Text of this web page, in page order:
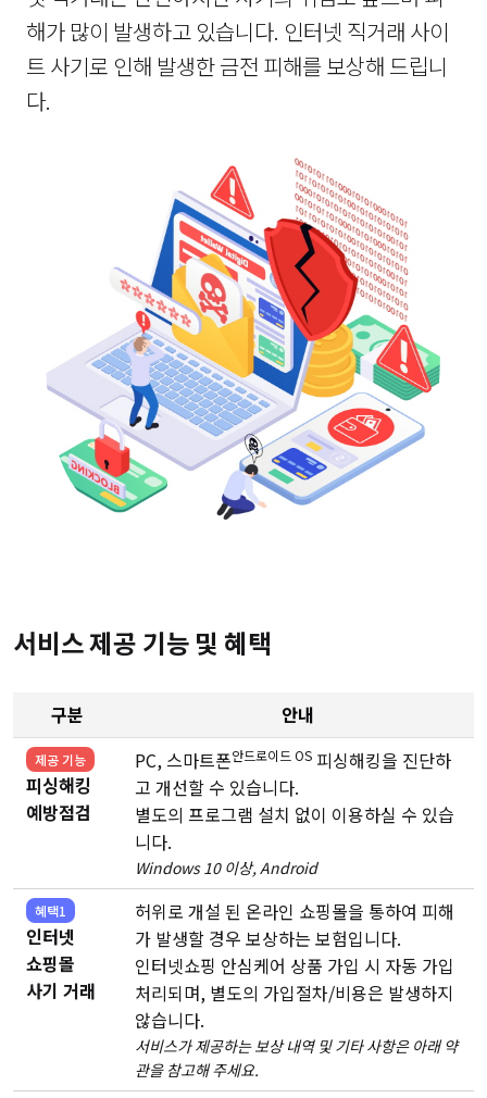
해가 많이 발생하고 있습니다. 인터넷 직거래 사이
트 사기로 인해 발생한 금전 피해를 보상해 드립니
다.
서비스 제공 기능 및 혜택
구분 안내
제공 기능
피싱해킹
예방점검
PC, 스마트폰안드로이드 OS 피싱해킹을 진단하
고 개선할 수 있습니다.
별도의 프로그램 설치 없이 이용하실 수 있습
니다.
Windows 10 이상, Android
혜택1
인터넷
쇼핑몰
사기 거래
허위로 개설 된 온라인 쇼핑몰을 통하여 피해
가 발생할 경우 보상하는 보험입니다.
인터넷쇼핑 안심케어 상품 가입 시 자동 가입
처리되며, 별도의 가입절차/비용은 발생하지
않습니다.
서비스가 제공하는 보상 내역 및 기타 사항은 아래 약
관을 참고해 주세요.